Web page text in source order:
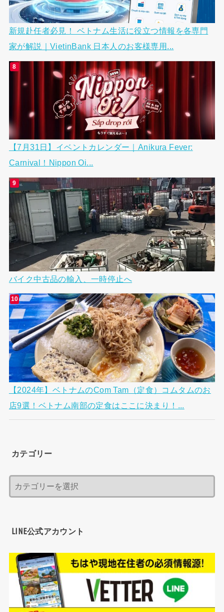
新規赴任者必見！ ベトナム生活に役立つ情報を各専門
家が解説｜VietinBank 日本人のお客様専用...
【7月31日】イベントカレンダー｜Anikura Fever:
Carnival！Nippon Oi...
バイク中古品の輸入、一時停止へ
【2024年】ベトナムのCom Tam（定食）コムタムのお
店9選！ベトナム南部の定食はここに決まり！...
カテゴリー
LINE公式アカウント